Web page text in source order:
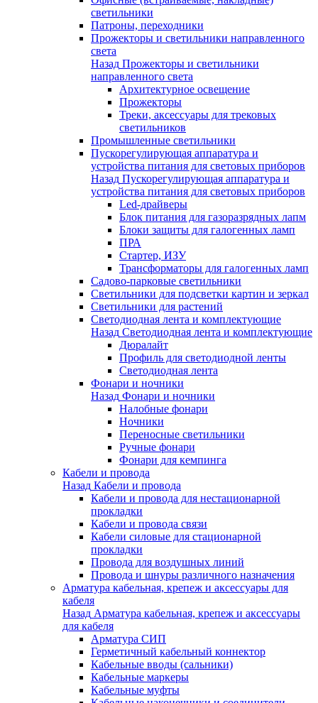
светильники
Патроны, переходники
Прожекторы и светильники направленного
света
Назад Прожекторы и светильники
направленного света
Архитектурное освещение
Прожекторы
Треки, аксессуары для трековых
светильников
Промышленные светильники
Пускорегулирующая аппаратура и
устройства питания для световых приборов
Назад Пускорегулирующая аппаратура и
устройства питания для световых приборов
Led-драйверы
Блок питания для газоразрядных лапм
Блоки защиты для галогенных ламп
ПРА
Стартер, ИЗУ
Трансформаторы для галогенных ламп
Садово-парковые светильники
Светильники для подсветки картин и зеркал
Светильники для растений
Светодиодная лента и комплектующие
Назад Светодиодная лента и комплектующие
Дюралайт
Профиль для светодиодной ленты
Светодиодная лента
Фонари и ночники
Назад Фонари и ночники
Налобные фонари
Ночники
Переносные светильники
Ручные фонари
Фонари для кемпинга
Кабели и провода
Назад Кабели и провода
Кабели и провода для нестационарной
прокладки
Кабели и провода связи
Кабели силовые для стационарной
прокладки
Провода для воздушных линий
Провода и шнуры различного назначения
Арматура кабельная, крепеж и аксессуары для
кабеля
Назад Арматура кабельная, крепеж и аксессуары
для кабеля
Арматура СИП
Герметичный кабельный коннектор
Кабельные вводы (сальники)
Кабельные маркеры
Кабельные муфты